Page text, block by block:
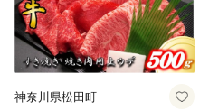
神奈川県松田町